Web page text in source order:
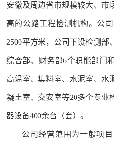
安徽及周边省市规模较大、市
高的公路工程检测机构。公
2500平方米，公司下设检测部
综合部、财务部6个职能部门
高温室、集料室、水泥室、水
凝土室、交安室等20多个专业
器设备400余台（套）。
公司经营范围为一般项